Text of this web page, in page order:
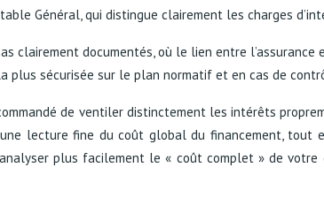
Général, qui distingue clairement les charges
clairement documentés, où le lien entre
plus sécurisée sur le plan normatif et en cas de
de ventiler distinctement les intérêts
lecture fine du coût global du financement, tout
analyser plus facilement le « coût complet » de